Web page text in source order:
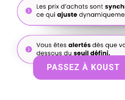
PASSEZ À KOUST